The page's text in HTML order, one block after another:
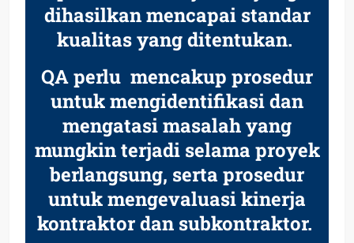
dihasilkan mencapai standar
kualitas yang ditentukan.
QA perlu mencakup prosedur
untuk mengidentifikasi dan
mengatasi masalah yang
mungkin terjadi selama proyek
berlangsung, serta prosedur
untuk mengevaluasi kinerja
kontraktor dan subkontraktor.